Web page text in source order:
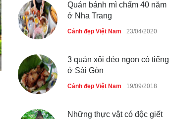
Quán bánh mì chấm 40 năm
ở Nha Trang
Cảnh đẹp Việt Nam 23/04/2020
3 quán xôi dẻo ngon có tiếng
ở Sài Gòn
Cảnh đẹp Việt Nam 19/09/2018
Những thực vật có độc giết